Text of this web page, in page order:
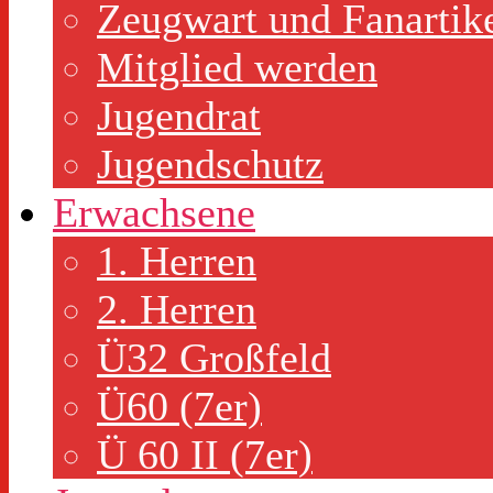
Zeugwart und
Mitglied werden
Jugendrat
Jugendschutz
Erwachsene
1. Herren
2. Herren
Ü32 Großfeld
Ü60 (7er)
Ü 60 II (7er)